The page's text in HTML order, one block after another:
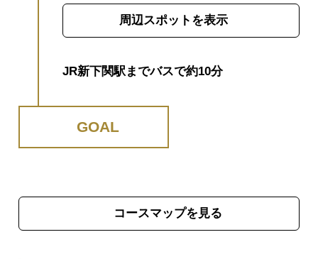
周辺スポットを表示
JR新下関駅までバスで約10分
GOAL
コースマップを見る